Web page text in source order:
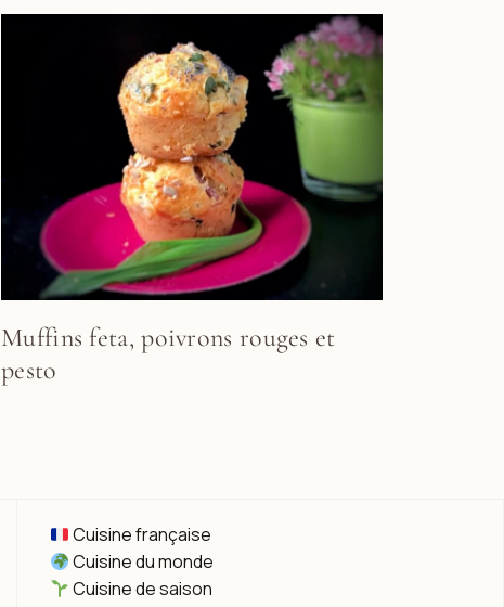
Muffins feta, poivrons rouges et
pesto
Cuisine française
Cuisine du monde
Cuisine de saison